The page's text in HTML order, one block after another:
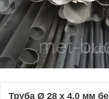
Труба Ø 28 х 4,0 мм